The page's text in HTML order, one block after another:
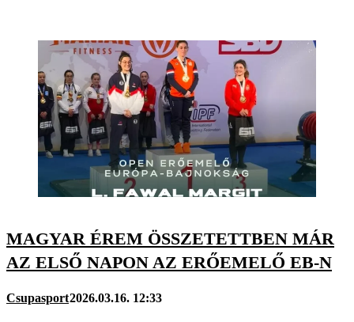
MAGYAR ÉREM ÖSSZETETTBEN MÁR
AZ ELSŐ NAPON AZ ERŐEMELŐ EB-N
Csupasport2026.03.16. 12:33